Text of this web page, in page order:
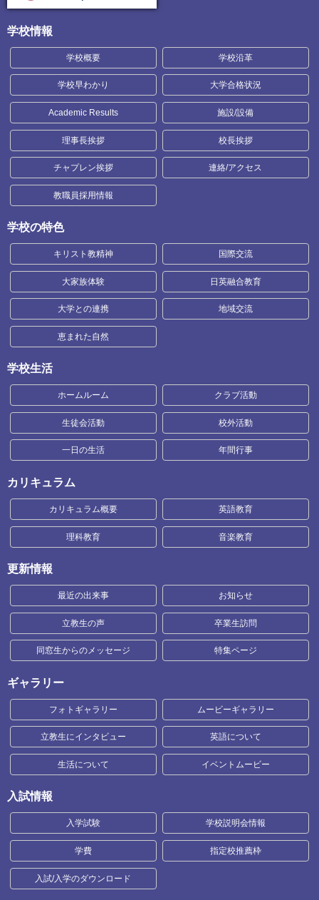
学校情報
学校概要 学校沿革
学校早わかり 大学合格状況
Academic Results 施設/設備
理事長挨拶 校長挨拶
チャプレン挨拶 連絡/アクセス
教職員採用情報
学校の特色
キリスト教精神 国際交流
大家族体験 日英融合教育
大学との連携 地域交流
恵まれた自然
学校生活
ホームルーム クラブ活動
生徒会活動 校外活動
一日の生活 年間行事
カリキュラム
カリキュラム概要 英語教育
理科教育 音楽教育
更新情報
最近の出来事 お知らせ
立教生の声 卒業生訪問
同窓生からのメッセージ 特集ページ
ギャラリー
フォトギャラリー ムービーギャラリー
立教生にインタビュー 英語について
生活について イベントムービー
入試情報
入学試験 学校説明会情報
学費 指定校推薦枠
入試/入学のダウンロード